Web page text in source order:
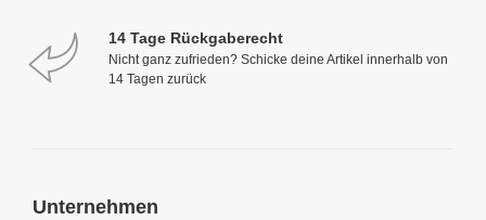
14 Tage Rückgaberecht
Nicht ganz zufrieden? Schicke deine Artikel innerhalb von
14 Tagen zurück
Unternehmen